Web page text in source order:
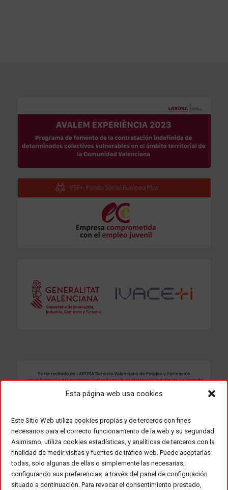
Esta página web usa cookies
Este Sitio Web utiliza cookies propias y de terceros con fines
necesarios para el correcto funcionamiento de la web y su seguridad.
Asimismo, utiliza cookies estadísticas, y analíticas de terceros con la
finalidad de medir visitas y fuentes de tráfico web. Puede aceptarlas
todas, solo algunas de ellas o simplemente las necesarias,
configurando sus preferencias a través del panel de configuración
situado a continuación. Para revocar el consentimiento prestado,